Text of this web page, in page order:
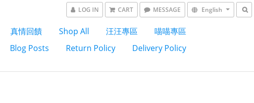
LOG IN CART MESSAGE English
真情回饋 Shop All 汪汪專區
喵喵專區
Blog Posts Return Policy Delivery Policy